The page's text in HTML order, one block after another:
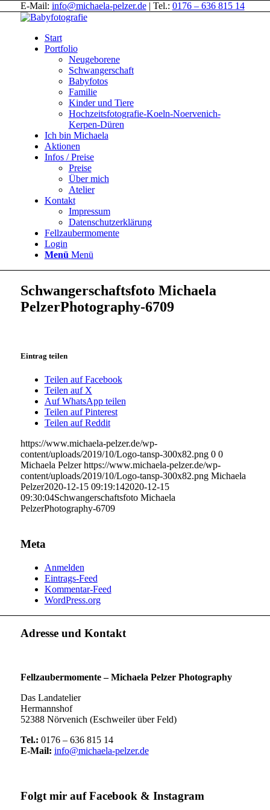
E-Mail: info@michaela-pelzer.de| Tel.: 0176 – 636 815 14
Start
Portfolio
Neugeborene
Schwangerschaft
Babyfotos
Familie
Kinder und Tiere
Hochzeitsfotografie-Koeln-Noervenich-
Kerpen-Düren
Ich bin Michaela
Aktionen
Infos / Preise
Preise
Über mich
Atelier
Kontakt
Impressum
Datenschutzerklärung
Fellzaubermomente
Login
Menü Menü
Schwangerschaftsfoto Michaela
PelzerPhotography-6709
Eintrag teilen
Teilen auf Facebook
Teilen auf X
Auf WhatsApp teilen
Teilen auf Pinterest
Teilen auf Reddit
https://www.michaela-pelzer.de/wp-
content/uploads/2019/10/Logo-tansp-300x82.png 0 0
Michaela Pelzer https://www.michaela-pelzer.de/wp-
content/uploads/2019/10/Logo-tansp-300x82.png Michaela
Pelzer2020-12-15 09:19:142020-12-15
09:30:04Schwangerschaftsfoto Michaela
PelzerPhotography-6709
Meta
Anmelden
Eintrags-Feed
Kommentar-Feed
WordPress.org
Adresse und Kontakt
Fellzaubermomente –Michaela Pelzer Photography
Das Landatelier
Hermannshof
52388 Nörvenich (Eschweiler über Feld)
Tel.: 0176 – 636 815 14
E-Mail: info@michaela-pelzer.de
Folgt mir auf Facebook & Instagram